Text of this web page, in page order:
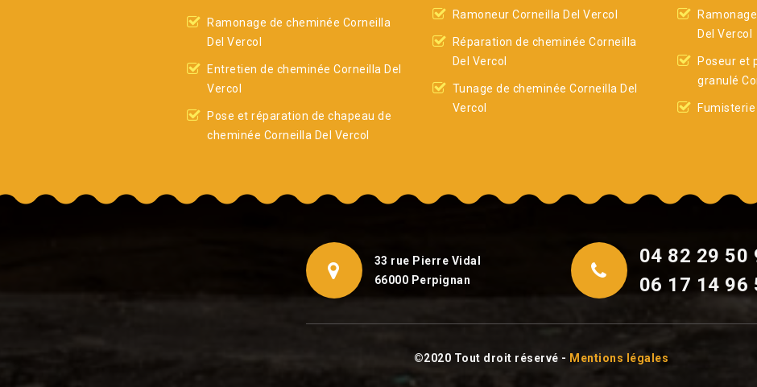
Ramonage de cheminée Corneilla
Del Vercol
Entretien de cheminée Corneilla Del
Vercol
Pose et réparation de chapeau de
cheminée Corneilla Del Vercol
Ramoneur Corneilla Del Vercol
Réparation de cheminée Corneilla
Del Vercol
Tunage de cheminée Corneilla Del
Vercol
Del Vercol
Poseur et
granulé
Fumisterie
33 rue Pierre Vidal
66000 Perpignan
04 82 29 50
06 17 14 96
©2020 Tout droit réservé - Mentions légales